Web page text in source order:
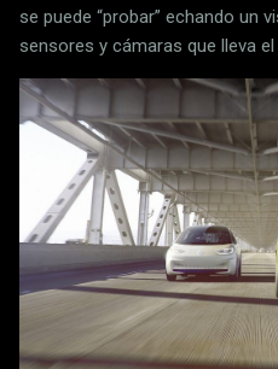
se puede “probar” echando un
sensores y cámaras que lleva